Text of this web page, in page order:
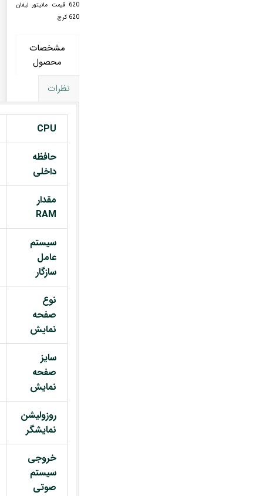
620 قیمت مانیتور لیفان
620 کرج
مشخصات
محصول
نظرات
CPU
حافظه
داخلی
مقدار
RAM
سیستم
عامل
سازگار
نوع
صفحه
نمایش
سایز
صفحه
نمایش
روزولیشن
نمایشگر
خروجی
سیستم
صوتی